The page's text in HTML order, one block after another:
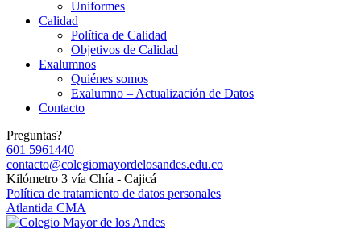
Uniformes
Calidad
Política de Calidad
Objetivos de Calidad
Exalumnos
Quiénes somos
Exalumno – Actualización de Datos
Contacto
Preguntas?
601 5961440
contacto@colegiomayordelosandes.edu.co
Kilómetro 3 vía Chía - Cajicá
Política de tratamiento de datos personales
Atlantida CMA